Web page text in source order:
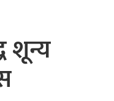
शून्य